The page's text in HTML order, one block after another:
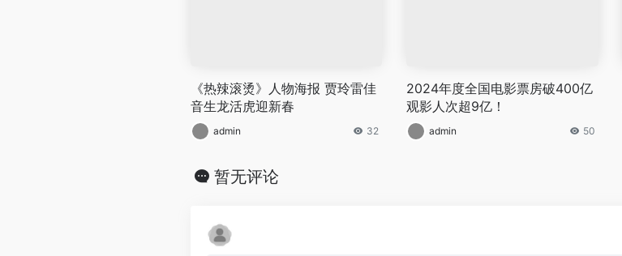
《热辣滚烫》人物海报 贾玲雷佳
音生龙活虎迎新春
admin 32
2024年度全国电影票房破400亿
观影人次超9亿！
admin 50
暂无评论